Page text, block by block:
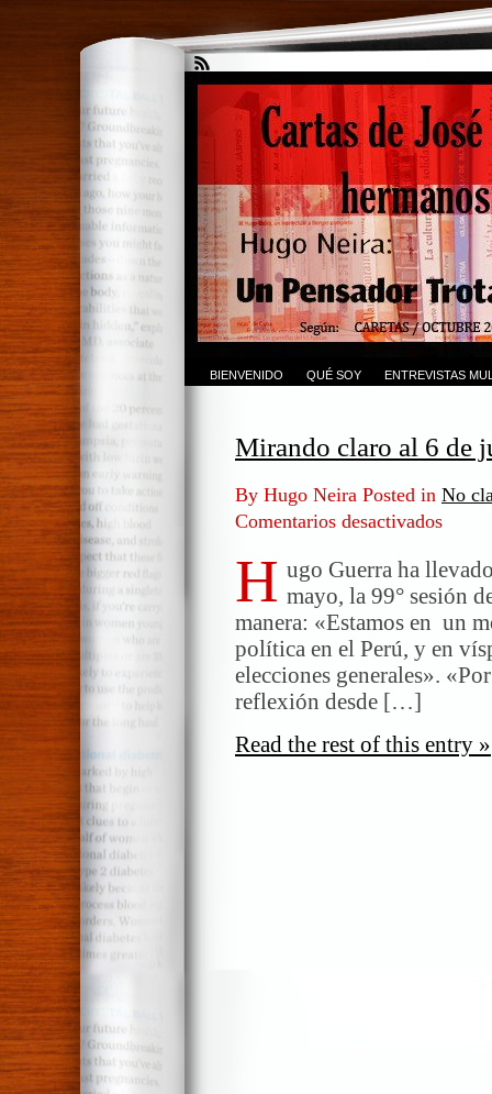
BIENVENIDO QUÉ SOY ENTREVISTAS
Mirando claro al 6 de
By Hugo Neira Posted in No
Comentarios desactivados
claro
al
de
junio.
Un
debate
H ugo Guerra ha
mayo, la 99° sesión
manera: «Estamos en un
política en el Perú, y en
elecciones generales».
reflexión desde […]
Read the rest of this entry »